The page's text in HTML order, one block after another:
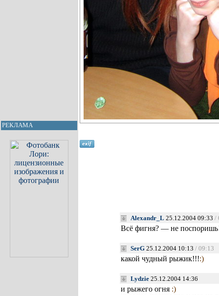
РЕКЛАМА
Alexandr_L 25.12.2004 09:33 /
Всё фигня? — не
SerG 25.12.2004 10:13 / 09:13
какой чудный рыжик!!!:)
Lydzie 25.12.2004 14:36
и рыжего огня :)